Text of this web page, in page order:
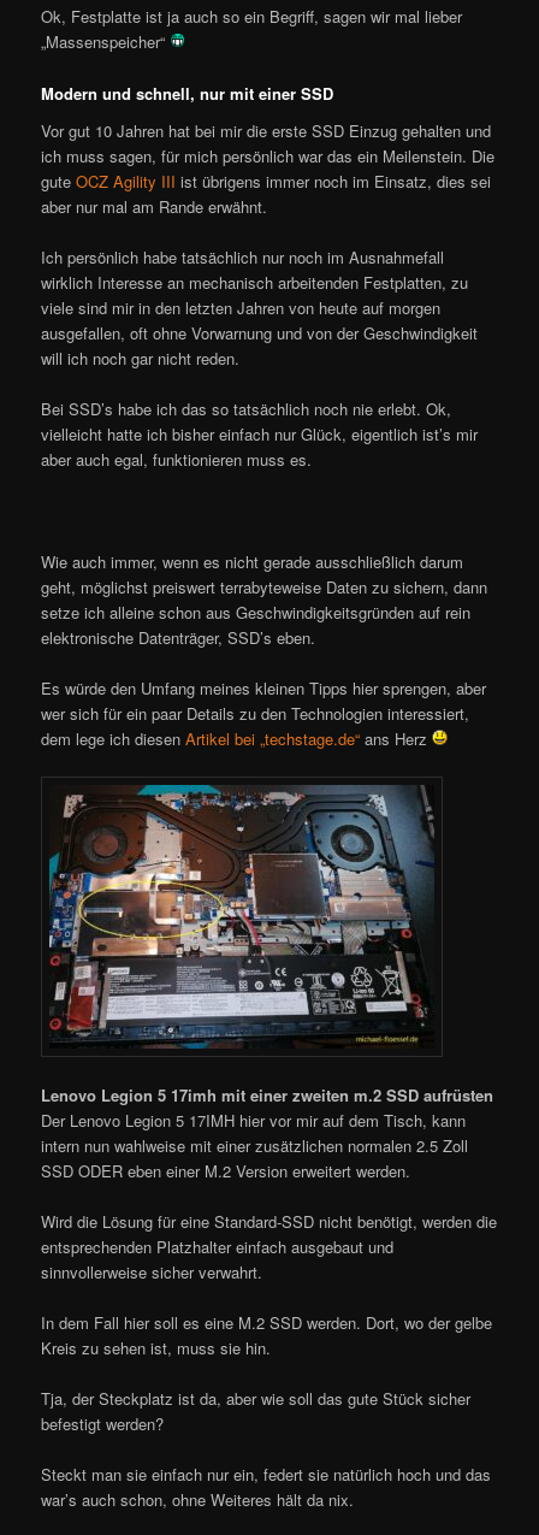
Ok, Festplatte ist ja auch so ein Begriff, sagen wir mal lieber
„Massenspeicher“
Modern und schnell, nur mit einer SSD
Vor gut 10 Jahren hat bei mir die erste SSD Einzug gehalten und
ich muss sagen, für mich persönlich war das ein Meilenstein. Die
guteOCZ Agility III ist übrigens immer noch im Einsatz, dies sei
aber nur mal am Rande erwähnt.
Ich persönlich habe tatsächlich nur noch im Ausnahmefall
wirklich Interesse an mechanisch arbeitenden Festplatten, zu
viele sind mir in den letzten Jahren von heute auf morgen
ausgefallen, oft ohne Vorwarnung und von der Geschwindigkeit
will ich noch gar nicht reden.
Bei SSD’s habe ich das so tatsächlich noch nie erlebt. Ok,
vielleicht hatte ich bisher einfach nur Glück, eigentlich ist’s mir
aber auch egal, funktionieren muss es.
Wie auch immer, wenn es nicht gerade ausschließlich darum
geht, möglichst preiswert terrabyteweise Daten zu sichern, dann
setze ich alleine schon aus Geschwindigkeitsgründen auf rein
elektronische Datenträger, SSD’s eben.
Es würde den Umfang meines kleinen Tipps hier sprengen, aber
wer sich für ein paar Details zu den Technologien interessiert,
dem lege ich diesenArtikel bei „techstage.de“ ans Herz
Lenovo Legion 5 17imh mit einer zweiten m.2 SSD aufrüsten
Der Lenovo Legion 5 17IMH hier vor mir auf dem Tisch, kann
intern nun wahlweise mit einer zusätzlichen normalen 2.5 Zoll
SSD ODER eben einer M.2 Version erweitert werden.
Wird die Lösung für eine Standard-SSD nicht benötigt, werden die
entsprechenden Platzhalter einfach ausgebaut und
sinnvollerweise sicher verwahrt.
In dem Fall hier soll es eine M.2 SSD werden. Dort, wo der gelbe
Kreis zu sehen ist, muss sie hin.
Tja, der Steckplatz ist da, aber wie soll das gute Stück sicher
befestigt werden?
Steckt man sie einfach nur ein, federt sie natürlich hoch und das
war’s auch schon, ohne Weiteres hält da nix.